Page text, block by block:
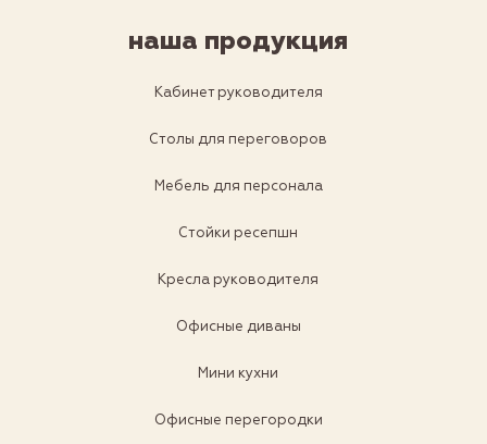
наша продукция
Кабинет руководителя
Столы для переговоров
Мебель для персонала
Стойки ресепшн
Кресла руководителя
Офисные диваны
Мини кухни
Офисные перегородки